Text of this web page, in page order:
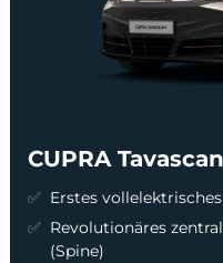
CUPRA Tavascan
Erstes
Revolutionäres
(Spine)